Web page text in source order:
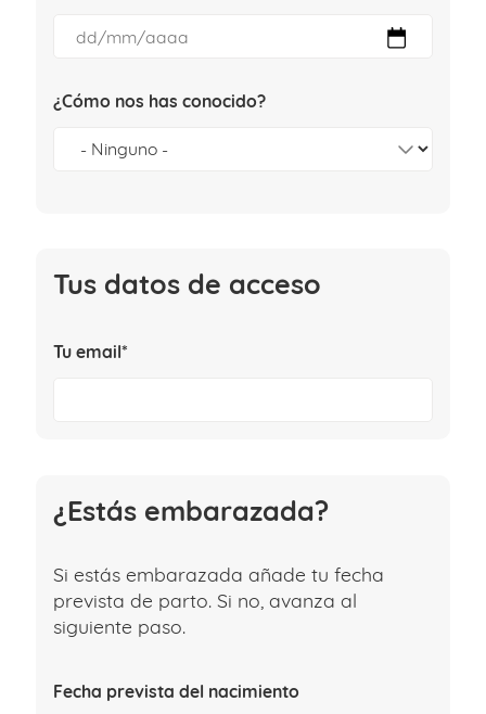
¿Cómo nos has conocido?
Tus datos de acceso
Tu email*
¿Estás embarazada?
Si estás embarazada añade tu fecha
prevista de parto. Si no, avanza al
siguiente paso.
Fecha prevista del nacimiento